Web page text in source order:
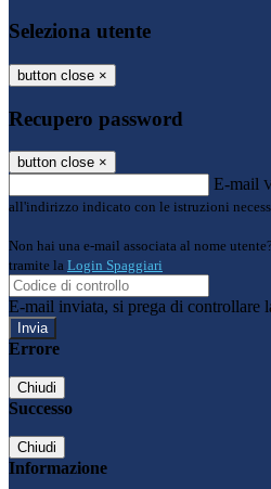
Seleziona utente
button close ×
Recupero password
button close ×
E-mail
all'indirizzo indicato con le istruzioni
Non hai una e-mail associata al nome
tramite la Login Spaggiari
E-mail inviata, si prega di controllare
Errore
Chiudi
Successo
Chiudi
Informazione